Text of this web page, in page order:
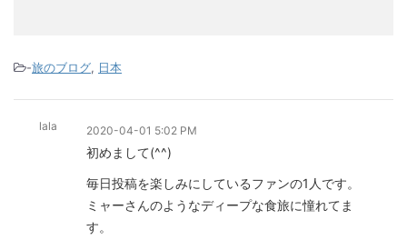
-旅のブログ, 日本
lala 2020-04-01 5:02 PM
初めまして(^^)
毎日投稿を楽しみにしているファンの1人です。
ミャーさんのようなディープな食旅に憧れてま
す。